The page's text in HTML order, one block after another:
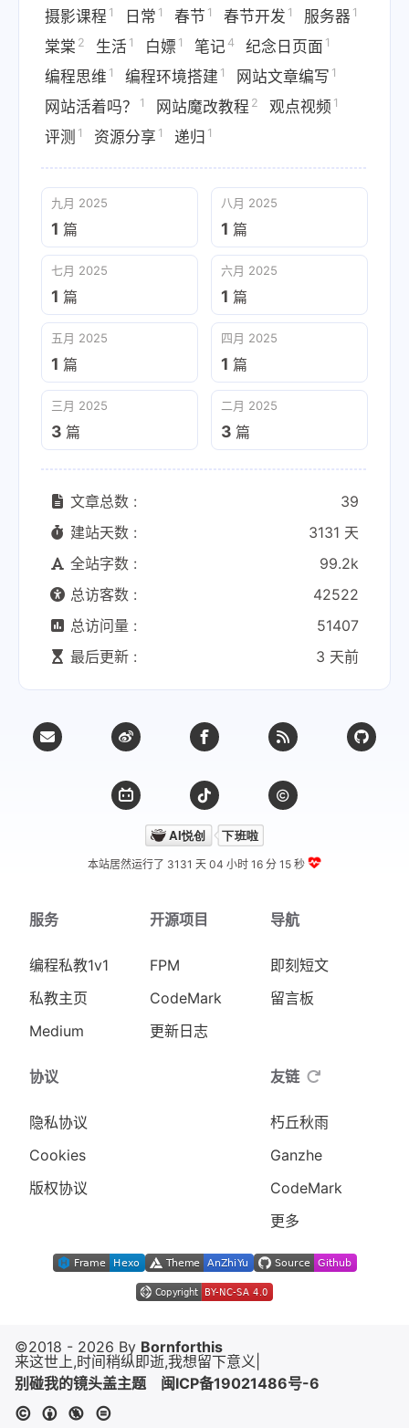
摄影课程 1 日常 1 春节 1 春节开发 1 服务器 1
棠棠 2 生活 1 白嫖 1 笔记 4 纪念日页面 1
编程思维 1 编程环境搭建 1 网站文章编写 1
网站活着吗？ 1 网站魔改教程 2 观点视频 1
评测 1 资源分享 1 递归 1
九月 2025
1 篇
八月 2025
1 篇
七月 2025
1 篇
六月 2025
1 篇
五月 2025
1 篇
四月 2025
1 篇
三月 2025
3 篇
二月 2025
3 篇
文章总数 :
39
建站天数 :
3131 天
全站字数 :
99.2k
总访客数 :
42522
总访问量 :
51407
最后更新 :
3 天前
本站居然运行了 3131 天04 小时 16 分 15 秒
服务
编程私教1v1
私教主页
Medium
开源项目
FPM
CodeMark
更新日志
导航
即刻短文
留言板
协议
隐私协议
Cookies
版权协议
友链
朽丘秋雨
Ganzhe
CodeMark
更多
©2018 - 2026 By Bornforthis
来这世上,时间稍纵即逝,我想留下意义！
别碰我的镜头盖主题
闽ICP备19021486号-6